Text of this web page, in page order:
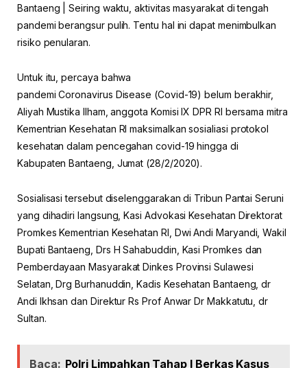
Bantaeng | Seiring waktu, aktivitas masyarakat di tengah
pandemi berangsur pulih. Tentu hal ini dapat menimbulkan
risiko penularan.
Untuk itu, percaya bahwa
pandemi Coronavirus Disease (Covid-19) belum berakhir,
Aliyah Mustika Ilham, anggota Komisi IX DPR RI bersama mitra
Kementrian Kesehatan RI maksimalkan sosialiasi protokol
kesehatan dalam pencegahan covid-19 hingga di
Kabupaten Bantaeng, Jumat (28/2/2020).
Sosialisasi tersebut diselenggarakan di Tribun Pantai Seruni
yang dihadiri langsung, Kasi Advokasi Kesehatan Direktorat
Promkes Kementrian Kesehatan RI, Dwi Andi Maryandi, Wakil
Bupati Bantaeng, Drs H Sahabuddin, Kasi Promkes dan
Pemberdayaan Masyarakat Dinkes Provinsi Sulawesi
Selatan, Drg Burhanuddin, Kadis Kesehatan Bantaeng, dr
Andi Ikhsan dan Direktur Rs Prof Anwar Dr Makkatutu, dr
Sultan.
Baca: Polri Limpahkan Tahap I Berkas Kasus